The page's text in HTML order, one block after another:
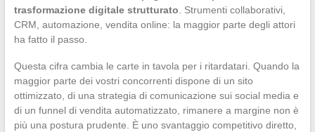
trasformazione digitale strutturato. Strumenti collaborativi,
CRM, automazione, vendita online: la maggior parte degli attori
ha fatto il passo.
Questa cifra cambia le carte in tavola per i ritardatari. Quando la
maggior parte dei vostri concorrenti dispone di un sito
ottimizzato, di una strategia di comunicazione sui social media e
di un funnel di vendita automatizzato, rimanere a margine non è
più una postura prudente. È uno svantaggio competitivo diretto,